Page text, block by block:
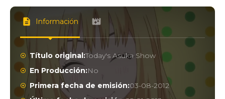
Información
Título original:Today's Asuka Show
En Producción:No
Primera fecha de emisión:03-08-2012